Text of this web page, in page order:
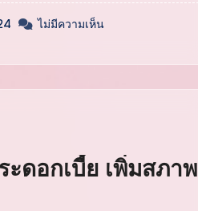
ไม่มีความเห็น
ดอกเบี้ย เพิ่มสภาพ